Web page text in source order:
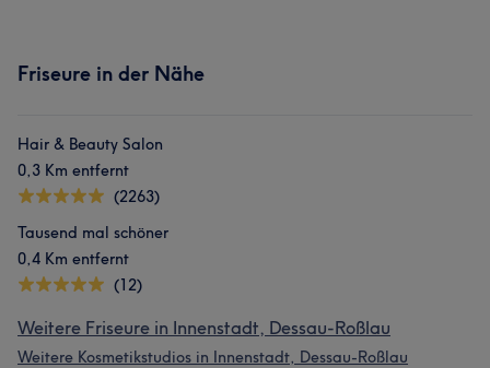
Friseure in der Nähe
Hair & Beauty Salon
0,3 Km entfernt
(2263)
Tausend mal schöner
0,4 Km entfernt
(12)
Weitere Friseure in Innenstadt, Dessau-Roßlau
Weitere Kosmetikstudios in Innenstadt, Dessau-Roßlau